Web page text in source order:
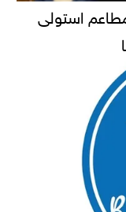
استولى